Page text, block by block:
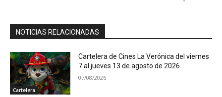
NOTICIAS RELACIONADAS
Cartelera
Cartelera de Cines La Verónica del viernes
7 al jueves 13 de agosto de 2026
07/08/2026